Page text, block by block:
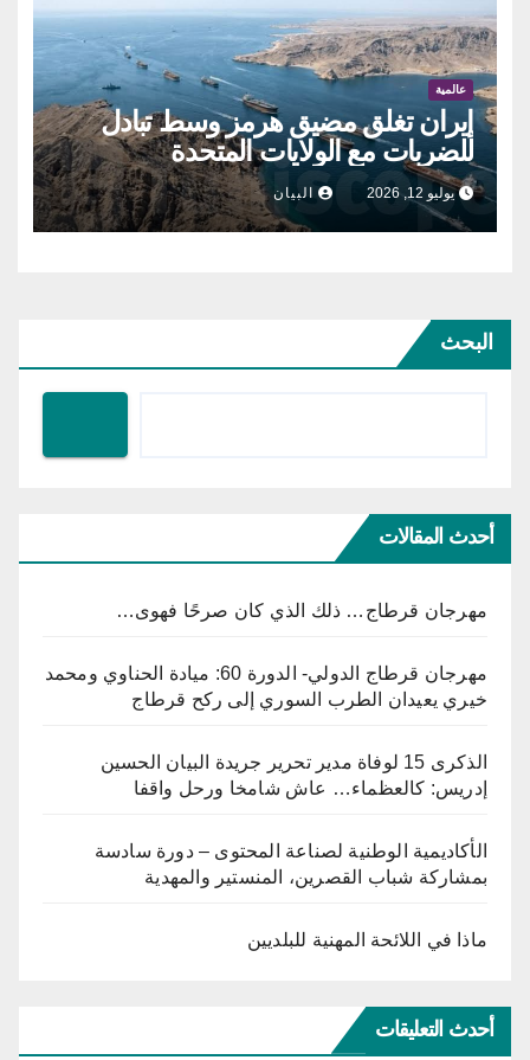
عالمية
إيران تغلق مضيق هرمز وسط تبادل
للضربات مع الولايات المتحدة
يوليو 12, 2026 البيان
البحث
أحدث المقالات
مهرجان قرطاج… ذلك الذي كان صرحًا فهوى…
مهرجان قرطاج الدولي- الدورة 60: ميادة الحناوي ومحمد
خيري يعيدان الطرب السوري إلى ركح قرطاج
الذكرى 15 لوفاة مدير تحرير جريدة البيان الحسين
إدريس: كالعظماء… عاش شامخا ورحل واقفا
الأكاديمية الوطنية لصناعة المحتوى – دورة سادسة
بمشاركة شباب القصرين، المنستير والمهدية
ماذا في اللائحة المهنية للبلديين
أحدث التعليقات